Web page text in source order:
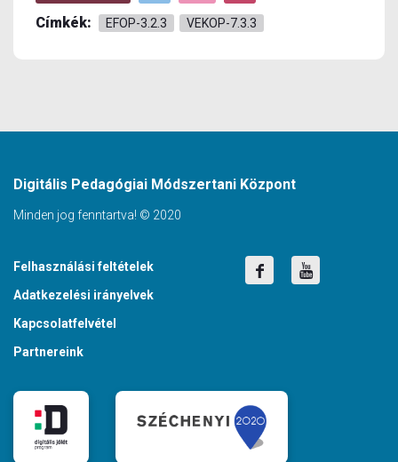
Címkék: EFOP-3.2.3 VEKOP-7.3.3
Digitális Pedagógiai Módszertani Központ
Minden jog fenntartva! © 2020
Felhasználási feltételek
Adatkezelési irányelvek
Kapcsolatfelvétel
Partnereink